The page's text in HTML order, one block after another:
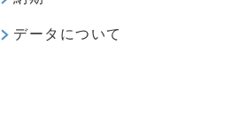
データについて